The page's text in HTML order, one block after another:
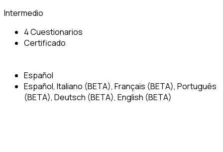
Intermedio
4 Cuestionarios
Certificado
Español
Español, Italiano (BETA), Français (BETA), Português
(BETA), Deutsch (BETA), English (BETA)